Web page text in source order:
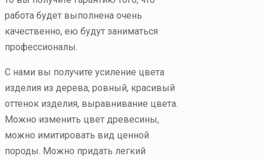
работа будет выполнена очень
качественно, ею будут заниматься
профессионалы.
С нами вы получите усиление цвета
изделия из дерева, ровный, красивый
оттенок изделия, выравнивание цвета.
Можно изменить цвет древесины,
можно имитировать вид ценной
породы. Можно придать легкий